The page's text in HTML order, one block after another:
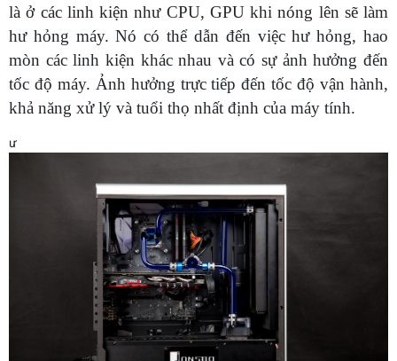
là ở các linh kiện như CPU, GPU khi nóng lên sẽ làm
hư hỏng máy. Nó có thể dẫn đến việc hư hỏng, hao
mòn các linh kiện khác nhau và có sự ảnh hưởng đến
tốc độ máy. Ảnh hưởng trực tiếp đến tốc độ vận hành,
khả năng xử lý và tuổi thọ nhất định của máy tính.
ư